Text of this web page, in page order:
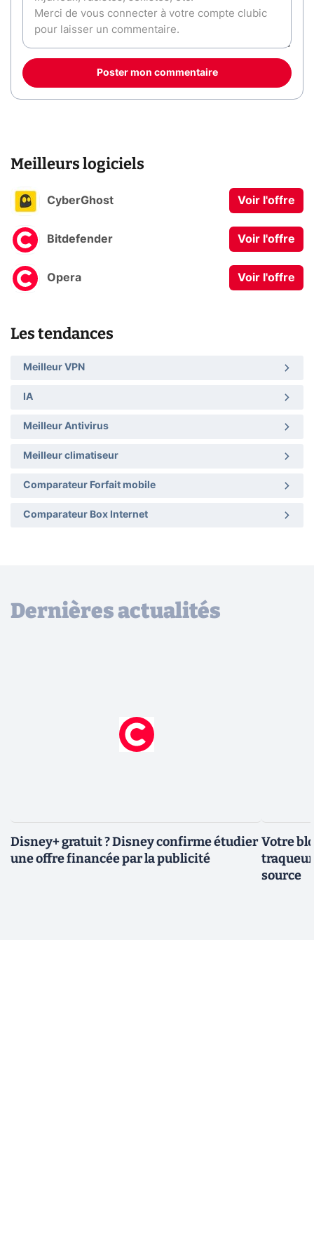
Poster mon commentaire
Meilleurs logiciels
CyberGhost Voir l'offre
Bitdefender Voir l'offre
Opera Voir l'offre
Les tendances
Meilleur VPN
IA
Meilleur Antivirus
Meilleur climatiseur
Comparateur Forfait mobile
Comparateur Box Internet
Dernières actualités
Disney+ gratuit ? Disney confirme étudier
une offre financée par la publicité
Votre
source